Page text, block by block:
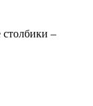
столбики –